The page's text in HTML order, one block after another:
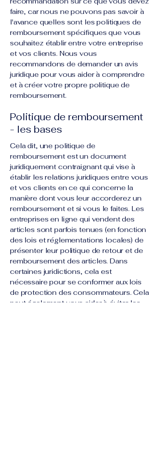
faire, car nous ne pouvons pas savoir à
l'avance quelles sont les politiques de
remboursement spécifiques que vous
souhaitez établir entre votre entreprise
et vos clients. Nous vous
recommandons de demander un avis
juridique pour vous aider à comprendre
et à créer votre propre politique de
remboursement.
Politique de remboursement
- les bases
Cela dit, une politique de
remboursement est un document
juridiquement contraignant qui vise à
établir les relations juridiques entre vous
et vos clients en ce qui concerne la
manière dont vous leur accorderez un
remboursement et si vous le faites. Les
entreprises en ligne qui vendent des
articles sont parfois tenues (en fonction
des lois et réglementations locales) de
présenter leur politique de retour et de
remboursement des articles. Dans
certaines juridictions, cela est
nécessaire pour se conformer aux lois
de protection des consommateurs. Cela
peut également vous aider à éviter les